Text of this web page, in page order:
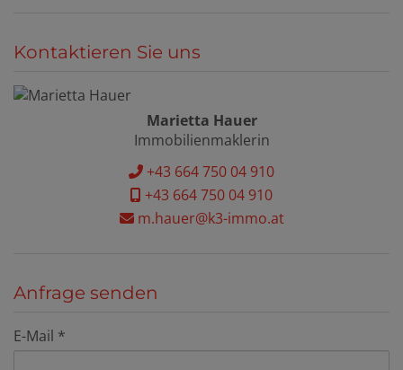
Kontaktieren Sie uns
Marietta Hauer
Immobilienmaklerin
+43 664 750 04 910
+43 664 750 04 910
m.hauer@k3-immo.at
Anfrage senden
E-Mail